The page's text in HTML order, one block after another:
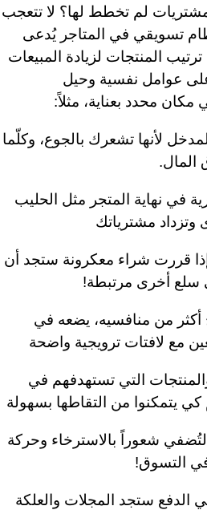
لم تخطط لها؟ لا تتعجب
تسويقي في المتاجر يُدعى
المنتجات لزيادة المبيعات
عوامل نفسية وحيل
محدد بعناية، مثلاً:
لأنها تشعرك بالجوع، وكلّما
المال.
في نهاية المتجر مثل الحليب
مشترياتك
إذا قررت شراء معكرونة ستجد أن
سلع أخرى مرتبطة!
أكثر من منافسيه، يضعه في
مع لافتات ترويجية واضحة
التي تستهدفهم في
يتمكنوا من التقاطها بسهولة
لتُضفي شعوراً بالاسترخاء وحركة
في التسوق!
الدفع ستجد المجلات والعلكة